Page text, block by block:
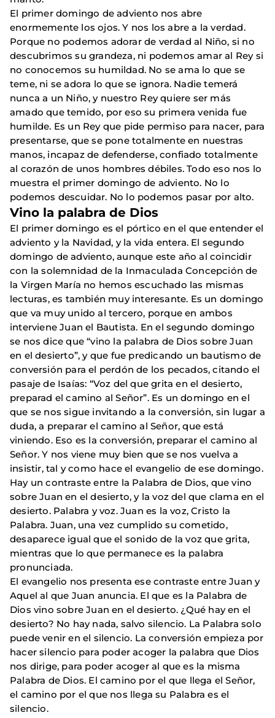
El primer domingo de adviento nos abre
enormemente los ojos. Y nos los abre a la verdad.
Porque no podemos adorar de verdad al Niño, si no
descubrimos su grandeza, ni podemos amar al Rey si
no conocemos su humildad. No se ama lo que se
teme, ni se adora lo que se ignora. Nadie temerá
nunca a un Niño, y nuestro Rey quiere ser más
amado que temido, por eso su primera venida fue
humilde. Es un Rey que pide permiso para nacer, para
presentarse, que se pone totalmente en nuestras
manos, incapaz de defenderse, confiado totalmente
al corazón de unos hombres débiles. Todo eso nos lo
muestra el primer domingo de adviento. No lo
podemos descuidar. No lo podemos pasar por alto.
Vino la palabra de Dios
El primer domingo es el pórtico en el que entender el
adviento y la Navidad, y la vida entera. El segundo
domingo de adviento, aunque este año al coincidir
con la solemnidad de la Inmaculada Concepción de
la Virgen María no hemos escuchado las mismas
lecturas, es también muy interesante. Es un domingo
que va muy unido al tercero, porque en ambos
interviene Juan el Bautista. En el segundo domingo
se nos dice que “vino la palabra de Dios sobre Juan
en el desierto”, y que fue predicando un bautismo de
conversión para el perdón de los pecados, citando el
pasaje de Isaías: “Voz del que grita en el desierto,
preparad el camino al Señor”. Es un domingo en el
que se nos sigue invitando a la conversión, sin lugar a
duda, a preparar el camino al Señor, que está
viniendo. Eso es la conversión, preparar el camino al
Señor. Y nos viene muy bien que se nos vuelva a
insistir, tal y como hace el evangelio de ese domingo.
Hay un contraste entre la Palabra de Dios, que vino
sobre Juan en el desierto, y la voz del que clama en el
desierto. Palabra y voz. Juan es la voz, Cristo la
Palabra. Juan, una vez cumplido su cometido,
desaparece igual que el sonido de la voz que grita,
mientras que lo que permanece es la palabra
pronunciada.
El evangelio nos presenta ese contraste entre Juan y
Aquel al que Juan anuncia. El que es la Palabra de
Dios vino sobre Juan en el desierto. ¿Qué hay en el
desierto? No hay nada, salvo silencio. La Palabra solo
puede venir en el silencio. La conversión empieza por
hacer silencio para poder acoger la palabra que Dios
nos dirige, para poder acoger al que es la misma
Palabra de Dios. El camino por el que llega el Señor,
el camino por el que nos llega su Palabra es el
silencio.